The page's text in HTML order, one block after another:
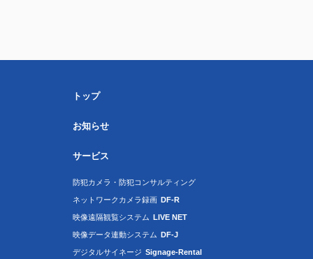
トップ
お知らせ
サービス
防犯カメラ・防犯コンサルティング
ネットワークカメラ録画 DF-R
映像遠隔観覧システム LIVE NET
映像データ連動システム DF-J
デジタルサイネージ Signage-Rental